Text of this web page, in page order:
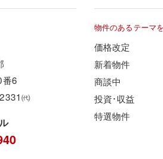
番6
㈹
物件のあるテーマ
価格改定
新着物件
商談中
投資･収益
特選物件